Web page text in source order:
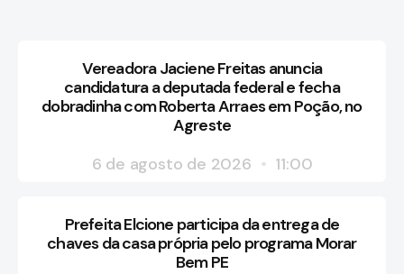
Vereadora Jaciene Freitas anuncia
candidatura a deputada federal e fecha
dobradinha com Roberta Arraes em Poção, no
Agreste
6 de agosto de 2026
11:00
Prefeita Elcione participa da entrega de
chaves da casa própria pelo programa Morar
Bem PE